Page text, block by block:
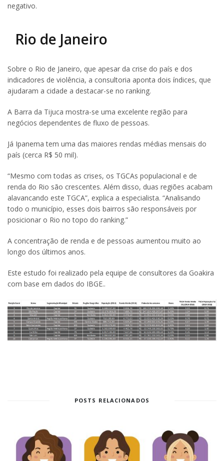
negativo.
Rio de Janeiro
Sobre o Rio de Janeiro, que apesar da crise do país e dos
indicadores de violência, a consultoria aponta dois índices, que
ajudaram a cidade a destacar-se no ranking.
A Barra da Tijuca mostra-se uma excelente região para
negócios dependentes de fluxo de pessoas.
Já Ipanema tem uma das maiores rendas médias mensais do
país (cerca R$ 50 mil).
“Mesmo com todas as crises, os TGCAs populacional e de
renda do Rio são crescentes. Além disso, duas regiões acabam
alavancando este TGCA”, explica a especialista. “Analisando
todo o município, esses dois bairros são responsáveis por
posicionar o Rio no topo do ranking.”
A concentração de renda e de pessoas aumentou muito ao
longo dos últimos anos.
Este estudo foi realizado pela equipe de consultores da Goakira
com base em dados do IBGE..
POSTS RELACIONADOS